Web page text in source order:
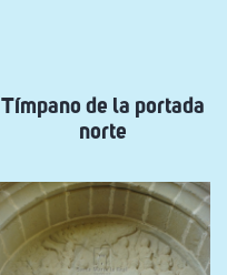
Tímpano de la portada
norte